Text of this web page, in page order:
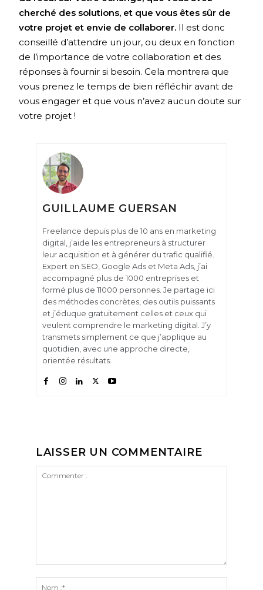
cherché des solutions, et que vous êtes sûr de
votre projet et envie de collaborer. Il est donc
conseillé d’attendre un jour, ou deux en fonction
de l’importance de votre collaboration et des
réponses à fournir si besoin. Cela montrera que
vous prenez le temps de bien réfléchir avant de
vous engager et que vous n’avez aucun doute sur
votre projet !
GUILLAUME GUERSAN
Freelance depuis plus de 10 ans en marketing
digital, j’aide les entrepreneurs à structurer
leur acquisition et à générer du trafic qualifié.
Expert en SEO, Google Ads et Meta Ads, j’ai
accompagné plus de 1000 entreprises et
formé plus de 11000 personnes. Je partage ici
des méthodes concrètes, des outils puissants
et j’éduque gratuitement celles et ceux qui
veulent comprendre le marketing digital. J’y
transmets simplement ce que j’applique au
quotidien, avec une approche directe,
orientée résultats.
LAISSER UN COMMENTAIRE